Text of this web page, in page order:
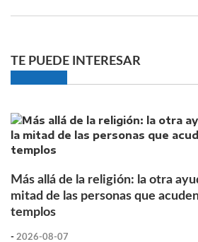
TE PUEDE INTERESAR
Más allá de la religión: la otra
mitad de las personas que
templos
- 2026-08-07